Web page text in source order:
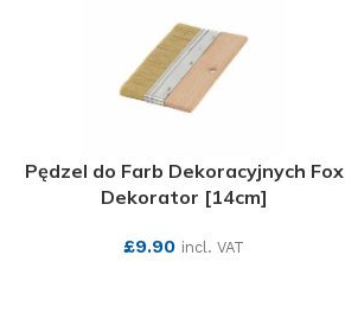
Pędzel do Farb Dekoracyjnych Fox
Dekorator [14cm]
£9.90 incl. VAT